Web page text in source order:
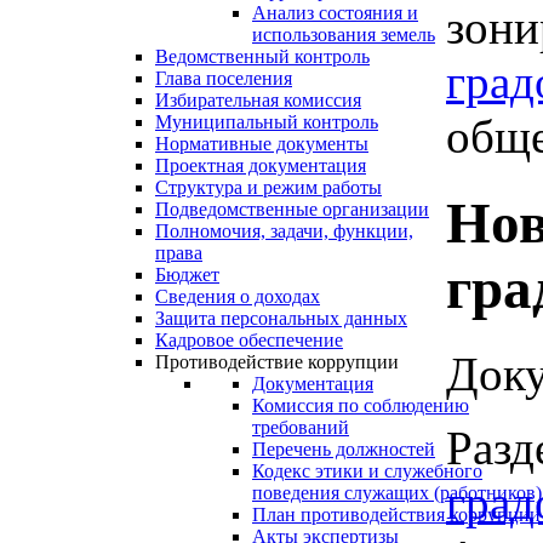
Анализ состояния и
использования земель
Ведомственный контроль
Глава поселения
Избирательная комиссия
Муниципальный контроль
Нормативные документы
Проектная документация
Структура и режим работы
Подведомственные организации
Полномочия, задачи, функции,
права
Бюджет
Сведения о доходах
Защита персональных данных
Кадровое обеспечение
Противодействие коррупции
Документация
Комиссия по соблюдению
требований
Перечень должностей
Кодекс этики и служебного
поведения служащих (работников)
План противодействия коррупции
Акты экспертизы